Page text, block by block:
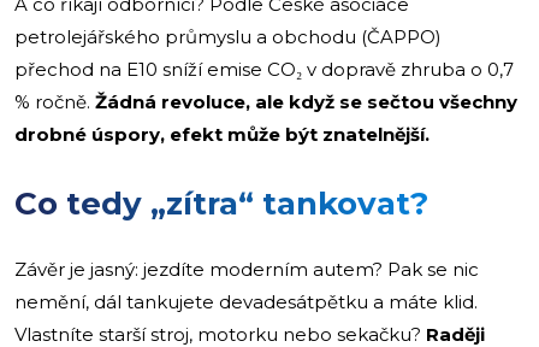
petrolejářského průmyslu a obchodu (ČAPPO)
přechod na E10 sníží emise CO₂ v dopravě zhruba o 0,7
% ročně. Žádná revoluce, ale když se sečtou všechny
drobné úspory, efekt může být znatelnější.
Co tedy „zítra“ tankovat?
Závěr je jasný: jezdíte moderním autem? Pak se nic
nemění, dál tankujete devadesátpětku a máte klid.
Vlastníte starší stroj, motorku nebo sekačku? Raději